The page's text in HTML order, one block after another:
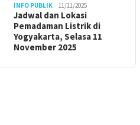
INFO PUBLIK 11/11/2025
Jadwal dan Lokasi
Pemadaman Listrik di
Yogyakarta, Selasa 11
November 2025